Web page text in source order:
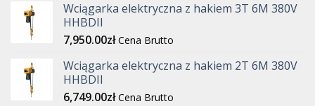
Wciągarka elektryczna z hakiem 3T 6M 380V
HHBDII
7,950.00zł Cena Brutto
Wciągarka elektryczna z hakiem 2T 6M 380V
HHBDII
6,749.00zł Cena Brutto